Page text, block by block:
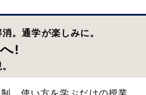
。通学が楽しみに。
!